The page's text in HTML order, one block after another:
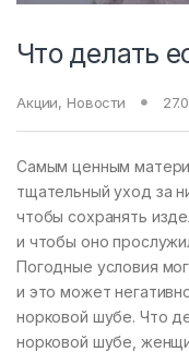
Что делать
Акции, Новости
Самым ценным
тщательный уход за
чтобы сохранять
и чтобы оно
Погодные условия
и это может
норковой шубе. Что
норковой шубе,